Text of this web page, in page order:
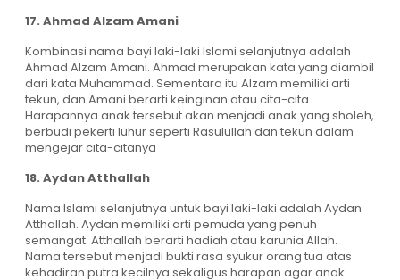
17. Ahmad Alzam Amani
Kombinasi nama bayi laki-laki Islami selanjutnya adalah
Ahmad Alzam Amani. Ahmad merupakan kata yang diambil
dari kata Muhammad. Sementara itu Alzam memiliki arti
tekun, dan Amani berarti keinginan atau cita-cita.
Harapannya anak tersebut akan menjadi anak yang sholeh,
berbudi pekerti luhur seperti Rasulullah dan tekun dalam
mengejar cita-citanya
18. Aydan Atthallah
Nama Islami selanjutnya untuk bayi laki-laki adalah Aydan
Atthallah. Aydan memiliki arti pemuda yang penuh
semangat. Atthallah berarti hadiah atau karunia Allah.
Nama tersebut menjadi bukti rasa syukur orang tua atas
kehadiran putra kecilnya sekaligus harapan agar anak